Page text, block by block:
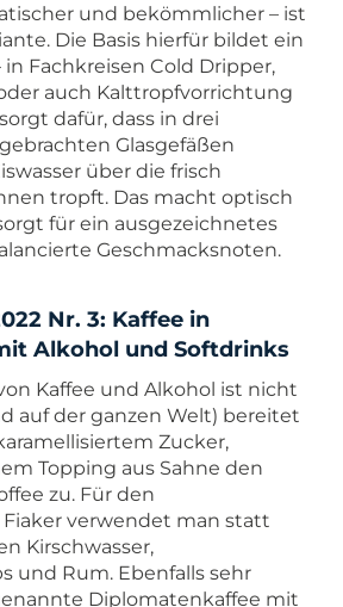
und bekömmlicher – ist
Die Basis hierfür bildet ein
in Fachkreisen Cold Dripper,
auch Kalttropfvorrichtung
dafür, dass in drei
Glasgefäßen
über die frisch
tropft. Das macht optisch
für ein ausgezeichnetes
Geschmacksnoten.
Nr. 3: Kaffee in
Alkohol und Softdrinks
Kaffee und Alkohol ist nicht
auf der ganzen Welt) bereitet
Zucker,
Topping aus Sahne den
zu. Für den
verwendet man statt
Kirschwasser,
und Rum. Ebenfalls sehr
Diplomatenkaffee mit